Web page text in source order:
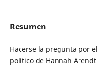
Resumen
Hacerse la pregunta por
político de Hannah